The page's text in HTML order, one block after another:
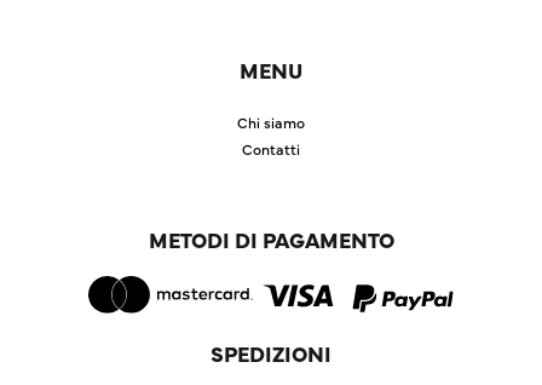
MENU
Chi siamo
Contatti
METODI DI PAGAMENTO
SPEDIZIONI